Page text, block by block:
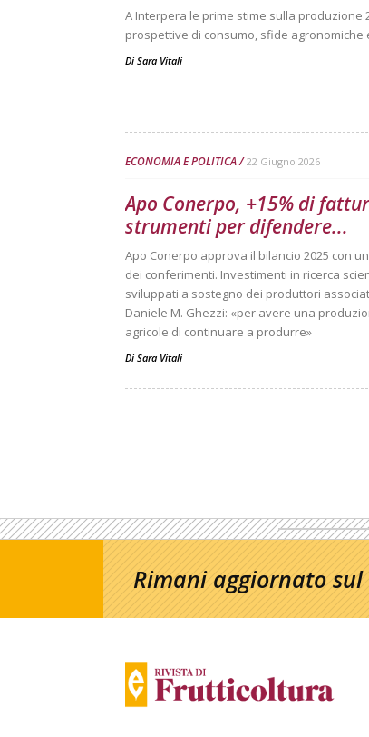
A Interpera le prime stime sulla produzione
prospettive di consumo, sfide
Di Sara Vitali
ECONOMIA E POLITICA 22 Giugno 2026
Apo Conerpo, +15% di
strumenti per difendere...
Apo Conerpo approva il bilancio 2025 con
dei conferimenti. Investimenti in ricerca
sviluppati a sostegno dei produttori
Daniele M. Ghezzi: «per avere una
agricole di continuare a produrre»
Di Sara Vitali
Rimani aggiornato